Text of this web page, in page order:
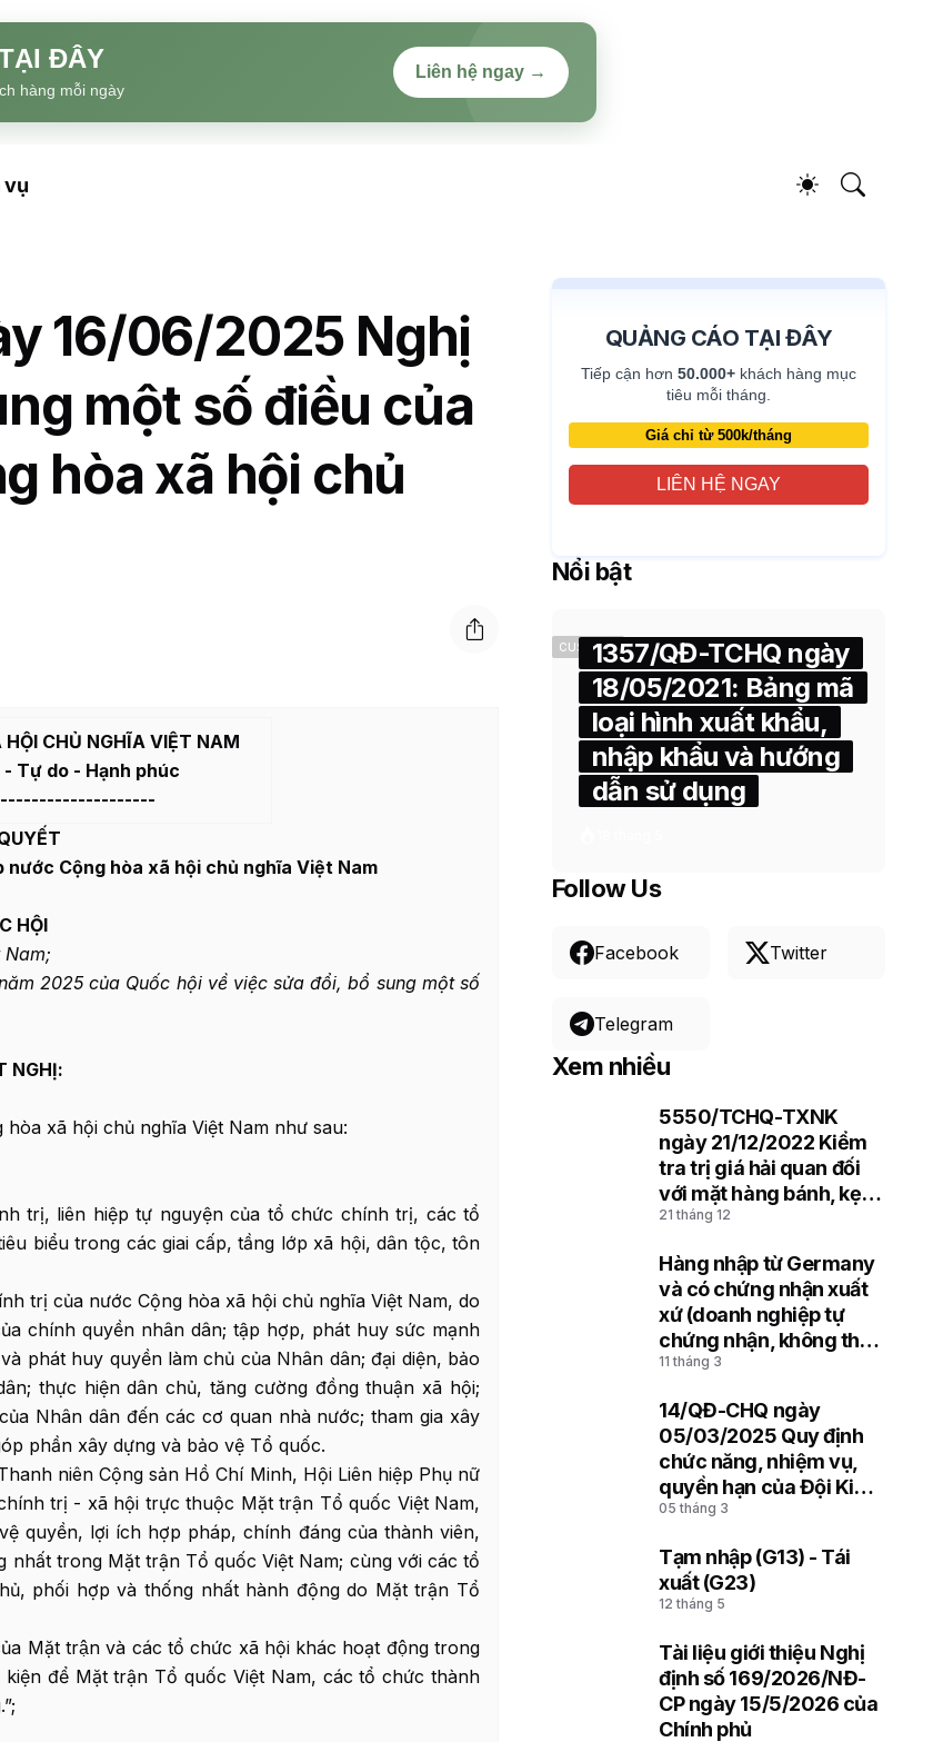
ĐÂY
hàng mỗi ngày
Liên hệ ngay →
vụ
16/06/2025 Nghị
một số điều của
hòa xã hội chủ
HỘI CHỦ NGHĨA VIỆT NAM
Tự do - Hạnh phúc
Cộng hòa xã hội chủ nghĩa Việt Nam
HỘI
2025 của Quốc hội về việc sửa đổi, bổ sung một số
NGHỊ:
xã hội chủ nghĩa Việt Nam như sau:
trị, liên hiệp tự nguyện của tổ chức chính trị, các tổ
biểu trong các giai cấp, tầng lớp xã hội, dân tộc, tôn
trị của nước Cộng hòa xã hội chủ nghĩa Việt Nam, do
chính quyền nhân dân; tập hợp, phát huy sức mạnh
phát huy quyền làm chủ của Nhân dân; đại diện, bảo
thực hiện dân chủ, tăng cường đồng thuận xã hội;
Nhân dân đến các cơ quan nhà nước; tham gia xây
phần xây dựng và bảo vệ Tổ quốc.
niên Cộng sản Hồ Chí Minh, Hội Liên hiệp Phụ nữ
trị - xã hội trực thuộc Mặt trận Tổ quốc Việt Nam,
quyền, lợi ích hợp pháp, chính đáng của thành viên,
trong Mặt trận Tổ quốc Việt Nam; cùng với các tổ
phối hợp và thống nhất hành động do Mặt trận Tổ
Mặt trận và các tổ chức xã hội khác hoạt động trong
để Mặt trận Tổ quốc Việt Nam, các tổ chức thành
QUẢNG CÁO TẠI ĐÂY
Tiếp cận hơn 50.000+ khách hàng mục
tiêu mỗi tháng.
Giá chỉ từ 500k/tháng
LIÊN HỆ NGAY
Nổi bật
CUSTOMS1357/QĐ-TCHQ ngày
18/05/2021: Bảng mã
loại hình xuất khẩu,
nhập khẩu và hướng
dẫn sử dụng
Follow Us
Facebook Twitter
Telegram
Xem nhiều
5550/TCHQ-TXNK
ngày 21/12/2022 Kiểm
tra trị giá hải quan đối
với mặt hàng bánh, kẹo
nhập khẩu
21 tháng 12
Hàng nhập từ Germany
và có chứng nhận xuất
xứ (doanh nghiệp tự
chứng nhận, không thể
hiện mã REX)
11 tháng 3
14/QĐ-CHQ ngày
05/03/2025 Quy định
chức năng, nhiệm vụ,
quyền hạn của Đội Kiểm
soát hải quan thuộc Chi
05 tháng 3
Tạm nhập (G13) - Tái
xuất (G23)
12 tháng 5
Tài liệu giới thiệu Nghị
định số 169/2026/NĐ-
CP ngày 15/5/2026 của
Chính phủ